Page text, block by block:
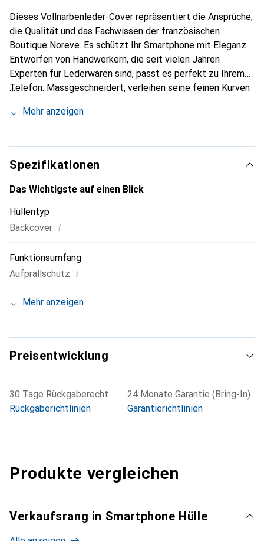
Dieses Vollnarbenleder-Cover repräsentiert die Ansprüche,
die Qualität und das Fachwissen der französischen
Boutique Noreve. Es schützt Ihr Smartphone mit Eleganz.
Entworfen von Handwerkern, die seit vielen Jahren
Experten für Lederwaren sind, passt es perfekt zu Ihrem
Telefon. Massgeschneidert, verleihen seine feinen Kurven
unverzichtbaren Accessoire Ihres Smartphones.
die Marke Noreve eine sichere Wahl für eine
anspruchsvolle Klientel.
Mehr anzeigen
Spezifikationen
Das Wichtigste auf einen Blick
Hüllentyp
Backcover i
Funktionsumfang
Aufprallschutz i
Mehr anzeigen
Preisentwicklung
30 Tage Rückgaberecht
Rückgaberichtlinien
24 Monate Garantie (Bring-In)
Garantierichtlinien
Produkte vergleichen
Verkaufsrang in Smartphone Hülle